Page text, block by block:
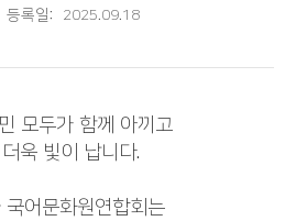
등록일:
2025.09.18
모두가 함께 아끼고
욱 빛이 납니다.
국어문화원연합회는